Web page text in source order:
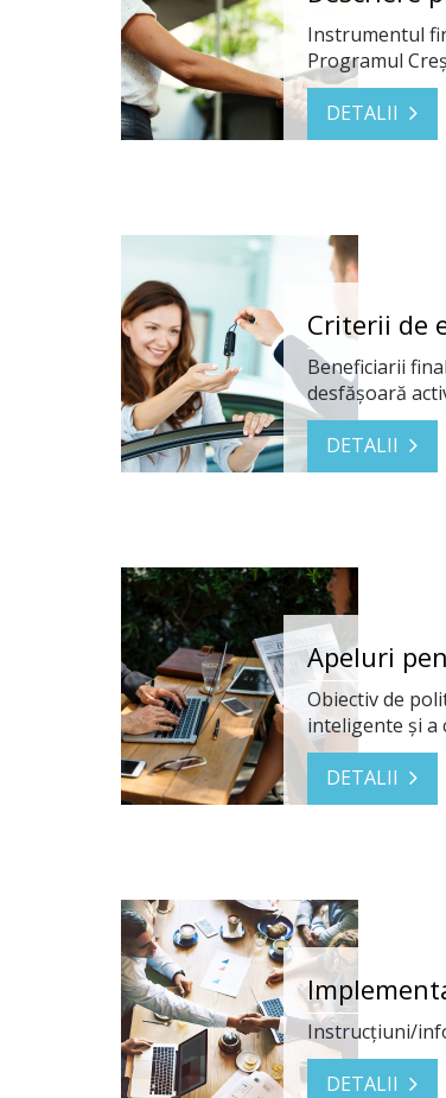
Instrumentul
Programul
DETALII
Criterii de
Beneficiarii
desfășoară
DETALII
Apeluri
Obiectiv de
inteligente și a
DETALII
Instrucțiuni/
DETALII